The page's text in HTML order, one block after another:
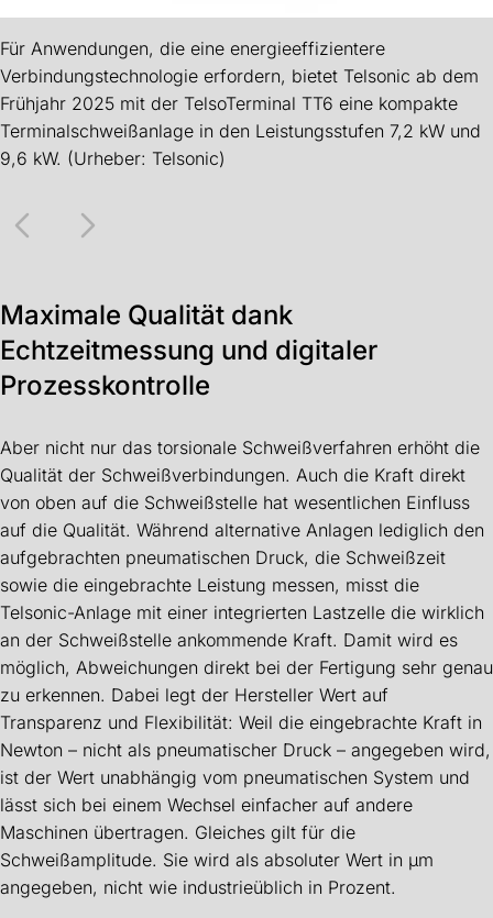
Für Anwendungen, die eine energieeffizientere
Verbindungstechnologie erfordern, bietet Telsonic ab dem
Frühjahr 2025 mit der TelsoTerminal TT6 eine kompakte
Terminalschweißanlage in den Leistungsstufen 7,2 kW und
9,6 kW. (Urheber: Telsonic)
Maximale Qualität dank
Echtzeitmessung und digitaler
Prozesskontrolle
Aber nicht nur das torsionale Schweißverfahren erhöht die
Qualität der Schweißverbindungen. Auch die Kraft direkt
von oben auf die Schweißstelle hat wesentlichen Einfluss
auf die Qualität. Während alternative Anlagen lediglich den
aufgebrachten pneumatischen Druck, die Schweißzeit
sowie die eingebrachte Leistung messen, misst die
Telsonic-Anlage mit einer integrierten Lastzelle die wirklich
an der Schweißstelle ankommende Kraft. Damit wird es
möglich, Abweichungen direkt bei der Fertigung sehr genau
zu erkennen. Dabei legt der Hersteller Wert auf
Transparenz und Flexibilität: Weil die eingebrachte Kraft in
Newton – nicht als pneumatischer Druck – angegeben wird,
ist der Wert unabhängig vom pneumatischen System und
lässt sich bei einem Wechsel einfacher auf andere
Maschinen übertragen. Gleiches gilt für die
Schweißamplitude. Sie wird als absoluter Wert in µm
angegeben, nicht wie industrieüblich in Prozent.